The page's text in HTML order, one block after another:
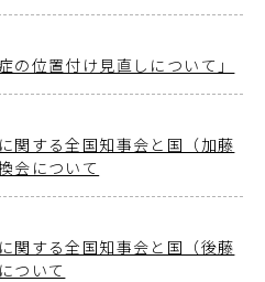
の位置付け見直しについて」
関する全国知事会と国（加藤
会について
関する全国知事会と国（後藤
ついて